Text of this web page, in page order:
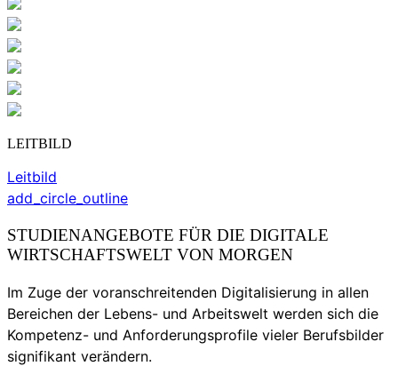
LEITBILD
Leitbild
add_circle_outline
STUDIENANGEBOTE FÜR DIE DIGITALE
WIRTSCHAFTSWELT VON MORGEN
Im Zuge der voranschreitenden Digitalisierung in allen
Bereichen der Lebens- und Arbeitswelt werden sich die
Kompetenz- und Anforderungsprofile vieler Berufsbilder
signifikant verändern.